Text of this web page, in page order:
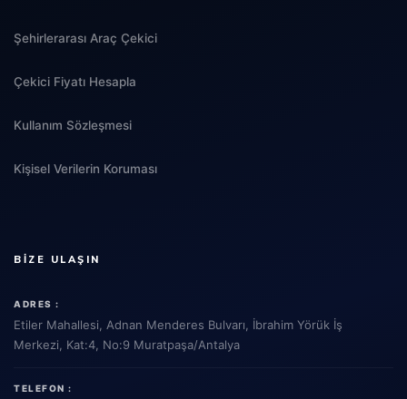
Şehirlerarası Araç Çekici
Çekici Fiyatı Hesapla
Kullanım Sözleşmesi
Kişisel Verilerin Koruması
BIZE ULAŞIN
ADRES :
Etiler Mahallesi, Adnan Menderes Bulvarı, İbrahim Yörük İş
Merkezi, Kat:4, No:9 Muratpaşa/Antalya
TELEFON :